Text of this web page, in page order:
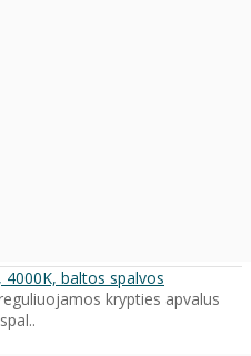
4000K, baltos spalvos
krypties apvalus